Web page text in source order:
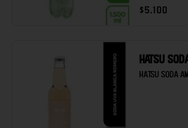
$5.100
Hatsu
Hatsu soda